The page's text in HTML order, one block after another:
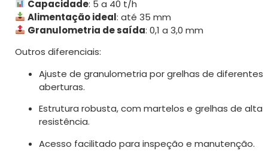
Capacidade: 5 a 40 t/h
Alimentação ideal: até 35 mm
Granulometria de saída: 0,1 a 3,0 mm
Outros diferenciais:
Ajuste de granulometria por grelhas de diferentes
aberturas.
Estrutura robusta, com martelos e grelhas de alta
resistência.
Acesso facilitado para inspeção e manutenção.